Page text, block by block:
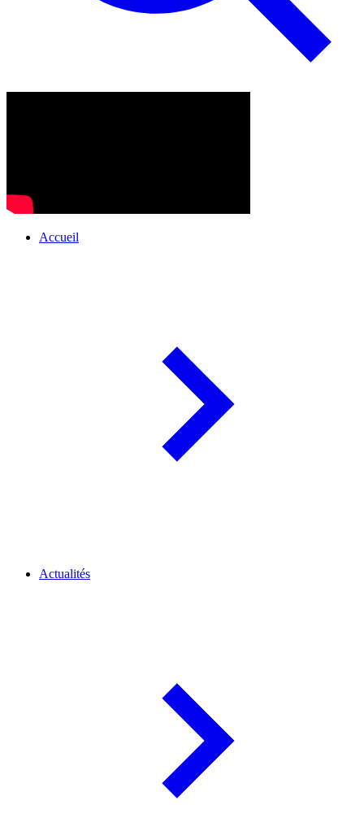
Accueil
Actualités